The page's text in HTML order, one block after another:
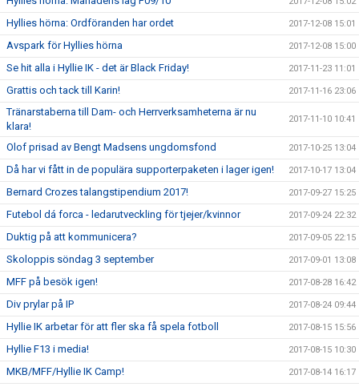
Hyllies hörna: Ordföranden har ordet 2017-12-08 15:01
Avspark för Hyllies hörna 2017-12-08 15:00
Se hit alla i Hyllie IK - det är Black Friday! 2017-11-23 11:01
Grattis och tack till Karin! 2017-11-16 23:06
Tränarstaberna till Dam- och Herrverksamheterna är nu
klara!
2017-11-10 10:41
Olof prisad av Bengt Madsens ungdomsfond 2017-10-25 13:04
Då har vi fått in de populära supporterpaketen i lager igen! 2017-10-17 13:04
Bernard Crozes talangstipendium 2017! 2017-09-27 15:25
Futebol dá forca - ledarutveckling för tjejer/kvinnor 2017-09-24 22:32
Duktig på att kommunicera? 2017-09-05 22:15
Skoloppis söndag 3 september 2017-09-01 13:08
MFF på besök igen! 2017-08-28 16:42
Div prylar på IP 2017-08-24 09:44
Hyllie IK arbetar för att fler ska få spela fotboll 2017-08-15 15:56
Hyllie F13 i media! 2017-08-15 10:30
MKB/MFF/Hyllie IK Camp! 2017-08-14 16:17